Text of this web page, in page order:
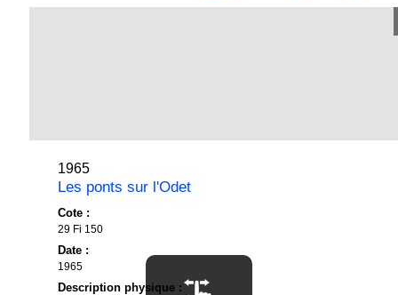
1965
Les ponts sur l'Odet
Cote :
29 Fi 150
Date :
1965
Description physique :